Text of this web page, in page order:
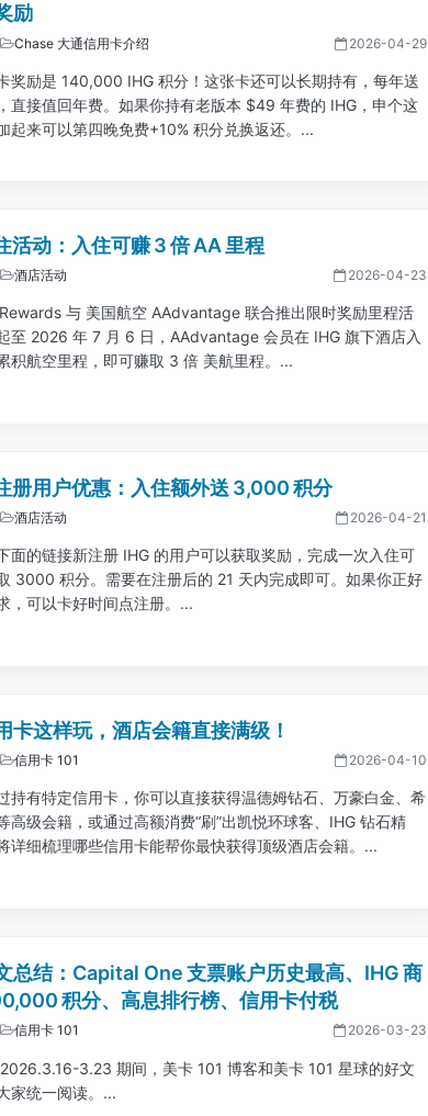
励
Chase 大通信用卡介绍 2026-04-29
奖励是 140,000 IHG 积分！这张卡还可以长期持有，每年送
直接值回年费。如果你持有老版本 $49 年费的 IHG，申个这
起来可以第四晚免费+10% 积分兑换返还。...
活动：入住可赚 3 倍 AA 里程
酒店活动 2026-04-23
与 美国航空 AAdvantage 联合推出限时奖励里程活
至 2026 年 7 月 6 日，AAdvantage 会员在 IHG 旗下酒店入
积航空里程，即可赚取 3 倍 美航里程。...
册用户优惠：入住额外送 3,000 积分
酒店活动 2026-04-21
面的链接新注册 IHG 的用户可以获取奖励，完成一次入住可
3000 积分。需要在注册后的 21 天内完成即可。如果你正好
，可以卡好时间点注册。...
卡这样玩，酒店会籍直接满级！
信用卡 101 2026-04-10
持有特定信用卡，你可以直接获得温德姆钻石、万豪白金、希
高级会籍，或通过高额消费“刷”出凯悦环球客、IHG 钻石精
详细梳理哪些信用卡能帮你最快获得顶级酒店会籍。...
总结：Capital One 支票账户历史最高、IHG 商
积分、高息排行榜、信用卡付税
信用卡 101 2026-03-23
3.23 期间，美卡 101 博客和美卡 101 星球的好文
家统一阅读。...